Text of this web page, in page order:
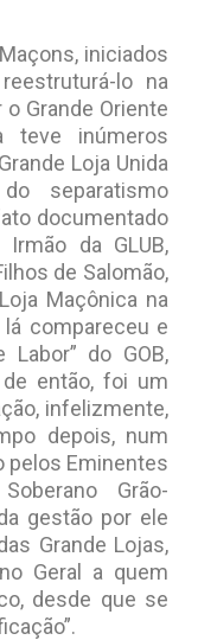
iniciados
lo na
Grande Oriente
teve inúmeros
Loja Unida
separatismo
documentado
da GLUB,
de Salomão,
Maçônica na
lá compareceu e
do GOB,
então, foi um
infelizmente,
depois, num
pelos Eminentes
Grão-
gestão por ele
Grande Lojas,
Geral a quem
desde que se